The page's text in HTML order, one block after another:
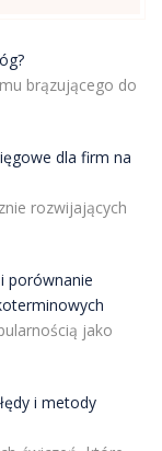
brązującego do
dla firm na
rozwijających
porównanie
jako
i metody